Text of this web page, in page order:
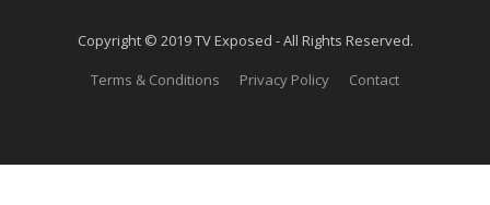
Copyright © 2019 TV Exposed - All Rights Reserved.
Terms & Conditions
Privacy Policy Contact